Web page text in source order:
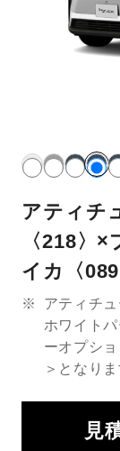
アティチ
〈218〉
イカ〈089
※
アティチ
ホワイト
ーオプシ
＞となりま
見